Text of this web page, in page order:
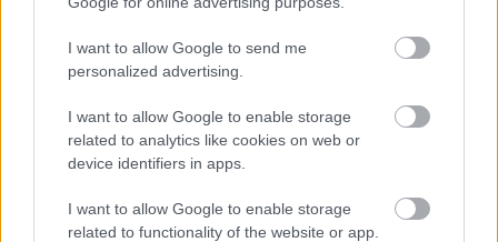
I want to allow Google to send me
personalized advertising.
I want to allow Google to enable storage
related to analytics like cookies on web or
device identifiers in apps.
I want to allow Google to enable storage
related to functionality of the website or app.